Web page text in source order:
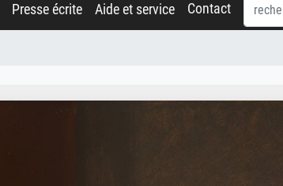
Presse écrite Aide et service Contact